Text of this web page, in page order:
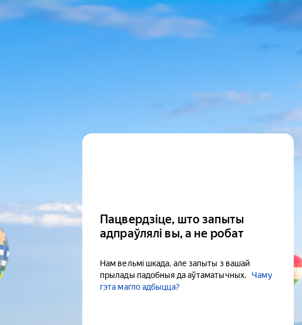
Пацвердзіце, што запыты
адпраўлялі вы, а не робат
Нам вельмі шкада, але запыты з вашай
прылады падобныя да аўтаматычных.
Чаму
гэта магло адбыцца?